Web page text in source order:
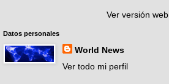
Ver versión web
Datos personales
World News
Ver todo mi perfil